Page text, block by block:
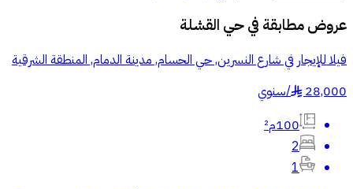
عروض مطابقة فيحي القشلة
فيلا للإيجار في شارع النسرين, حي الحسام, مدينة الدمام, المنطقة الشرقية
28,000
§
/سنوي
100م²
2
1